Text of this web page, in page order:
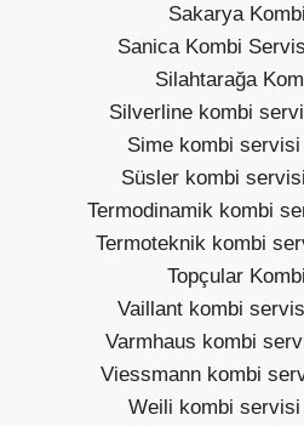
Sakarya
Sanica Kombi
Silahtarağa
Silverline kombi
Sime kombi
Süsler kombi
Termodinamik kombi
Termoteknik kombi
Topçular
Vaillant kombi
Varmhaus kombi
Viessmann kombi
Weili kombi